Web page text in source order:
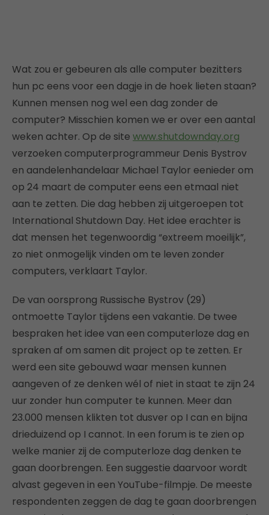
Wat zou er gebeuren als alle computer bezitters
hun pc eens voor een dagje in de hoek lieten staan?
Kunnen mensen nog wel een dag zonder de
computer? Misschien komen we er over een aantal
weken achter. Op de site www.shutdownday.org
verzoeken computerprogrammeur Denis Bystrov
en aandelenhandelaar Michael Taylor eenieder om
op 24 maart de computer eens een etmaal niet
aan te zetten. Die dag hebben zij uitgeroepen tot
International Shutdown Day. Het idee erachter is
dat mensen het tegenwoordig “extreem moeilijk”,
zo niet onmogelijk vinden om te leven zonder
computers, verklaart Taylor.
De van oorsprong Russische Bystrov (29)
ontmoette Taylor tijdens een vakantie. De twee
bespraken het idee van een computerloze dag en
spraken af om samen dit project op te zetten. Er
werd een site gebouwd waar mensen kunnen
aangeven of ze denken wél of niet in staat te zijn 24
uur zonder hun computer te kunnen. Meer dan
23.000 mensen klikten tot dusver op I can en bijna
drieduizend op I cannot. In een forum is te zien op
welke manier zij de computerloze dag denken te
gaan doorbrengen. Een suggestie daarvoor wordt
alvast gegeven in een YouTube-filmpje. De meeste
respondenten zeggen de dag te gaan doorbrengen